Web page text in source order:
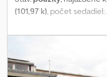
(101,97 k) , počet sedadiel:
trieda:euro2, počet
centrálne
riadenia, prípojné
história, = Ďalšie